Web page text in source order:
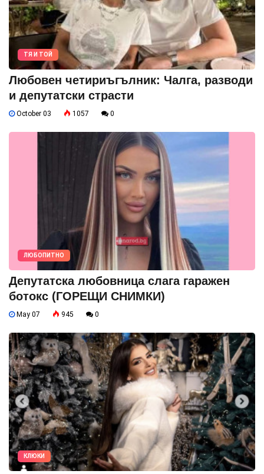
ТЯ И ТОЙ
Любовен четириъгълник: Чалга, разводи
и депутатски страсти
October 03 1057 0
ЛЮБОПИТНО
Депутатска любовница слага гаражен
ботокс (ГОРЕЩИ СНИМКИ)
May 07 945 0
КЛЮКИ